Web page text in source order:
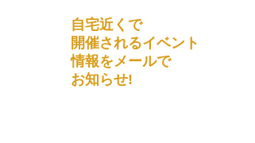
自宅近くで
開催されるイベント
情報をメールで
お知らせ!